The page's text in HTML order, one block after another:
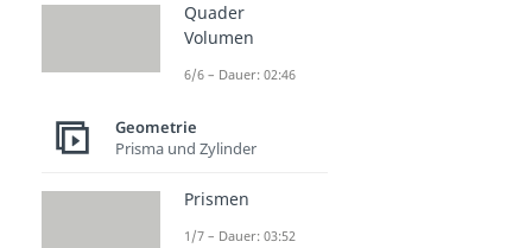
Quader
Volumen
6/6 – Dauer: 02:46
Geometrie
Prisma und Zylinder
Prismen
1/7 – Dauer: 03:52